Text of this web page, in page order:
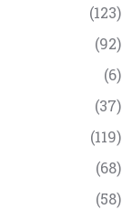
(123)
(92)
(6)
(37)
(119)
(68)
(58)